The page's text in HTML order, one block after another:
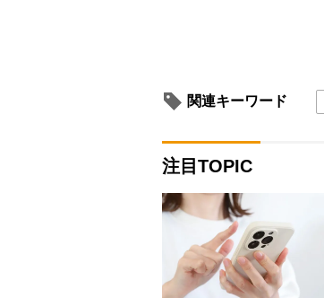
関連キーワード
注目TOPIC